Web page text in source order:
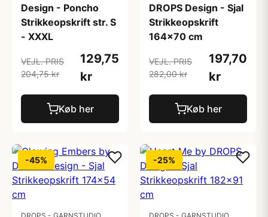
Design - Poncho
Strikkeopskrift str. S
- XXXL
VEJL. PRIS
204,75 kr
129,75
kr
Køb her
DROPS Design - Sjal
Strikkeopskrift
164x70 cm
VEJL. PRIS
282,00 kr
197,70
kr
Køb her
-45% -25%